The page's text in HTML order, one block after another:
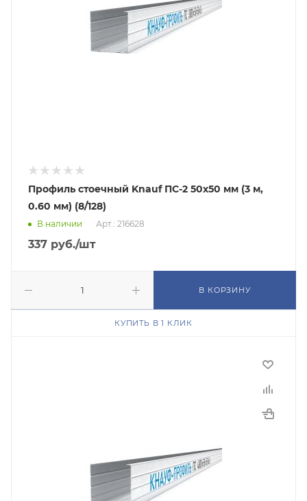
Профиль стоечный Knauf ПС-2 50х50 мм (3 м,
0.60 мм) (8/128)
В наличии Арт.: 216628
337 руб./шт
В КОРЗИНУ
КУПИТЬ В 1 КЛИК